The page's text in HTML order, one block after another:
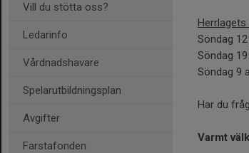
Vill du stötta oss?
Ledarinfo
Vårdnadshavare
Spelarutbildningsplan
Avgifter
Farstafonden
Söndag
Söndag
Söndag 9
Har du
Varmt